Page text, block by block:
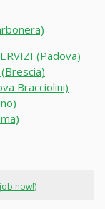
(Padova)
Bracciolini)
now!)